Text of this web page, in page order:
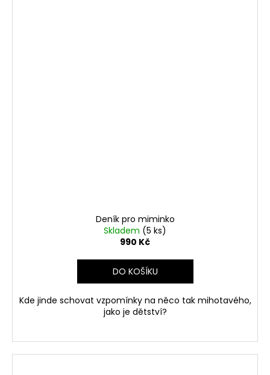
Deník pro miminko
Skladem (5 ks)
990 Kč
DO KOŠÍKU
Kde jinde schovat vzpomínky na něco tak mihotavého,
jako je dětství?